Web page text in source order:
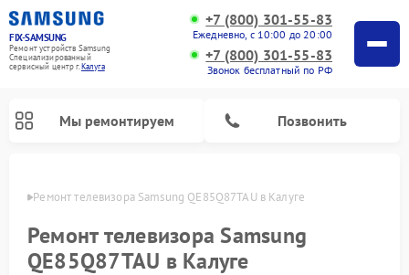
FIX-SAMSUNG
Ремонт устройств Samsung
Специализированный
cервисный центр г.Калуга
+7 (800) 301-55-83
Ежедневно, с 10:00 до 20:00
+7 (800) 301-55-83
Звонок бесплатный по РФ
Мы ремонтируем Позвонить
Ремонт телевизора Samsung QE85Q87TAU в Калуге
Ремонт телевизора Samsung
QE85Q87TAU в Калуге